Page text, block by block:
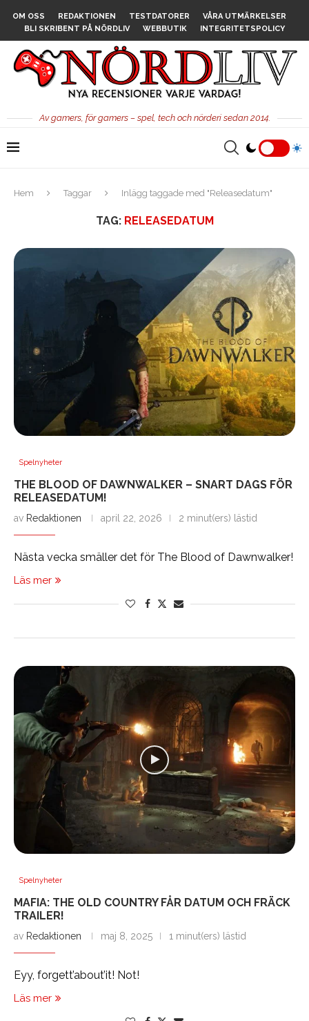
OM OSS REDAKTIONEN TESTDATORER
VÅRA UTMÄRKELSER
BLI SKRIBENT PÅ NÖRDLIV
WEBBUTIK INTEGRITETSPOLICY
Av gamers, för gamers – spel, tech och nörderi sedan 2014.
Hem Taggar Inlägg taggade med "Releasedatum"
TAG: RELEASEDATUM
Spelnyheter
THE BLOOD OF DAWNWALKER – SNART DAGS FÖR
RELEASEDATUM!
av Redaktionen april 22, 2026 2 minut(ers) lästid
Nästa vecka smäller det för The Blood of Dawnwalker!
Läs mer
Spelnyheter
MAFIA: THE OLD COUNTRY FÅR DATUM OCH FRÄCK
TRAILER!
av Redaktionen maj 8, 2025 1 minut(ers) lästid
Eyy, forgett’about’it! Not!
Läs mer